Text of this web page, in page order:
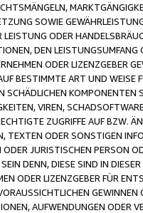
SOWIE
LEISTUNG ODER
DEN
ODER LIZENZGEBER
BESTIMMTE ART UND
SCHÄDLICHEN
VIREN,
ZUGRIFFE AUF BZW.
TEXTEN ODER SONSTIGEN
JURISTISCHEN PERSON
DENN, DIESE SIND IN
ODER LIZENZGEBER FÜR
AUFWENDUNGEN ODER